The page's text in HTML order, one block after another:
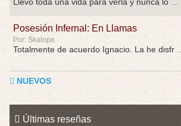
Posesión Infernal: En Llamas
Por: Skalope
Totalmente de acuerdo Ignacio. La he disfr …
NUEVOS
Últimas reseñas